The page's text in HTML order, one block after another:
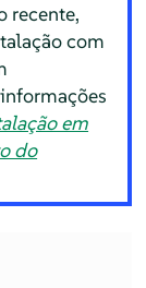
recente,
com
em
do